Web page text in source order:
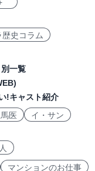
歴史コラム
一覧
!キャスト紹介
馬医
イ・サン
マンションのお仕事